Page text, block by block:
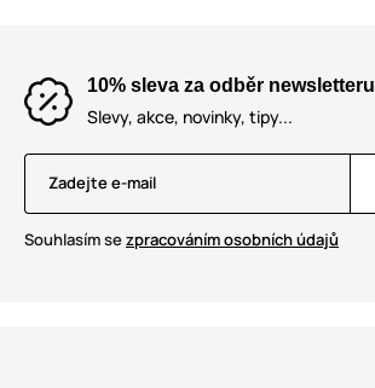
10% sleva za odběr newsletteru
Slevy, akce, novinky, tipy...
Zadejte e-mail
Souhlasím sezpracováním osobních údajů